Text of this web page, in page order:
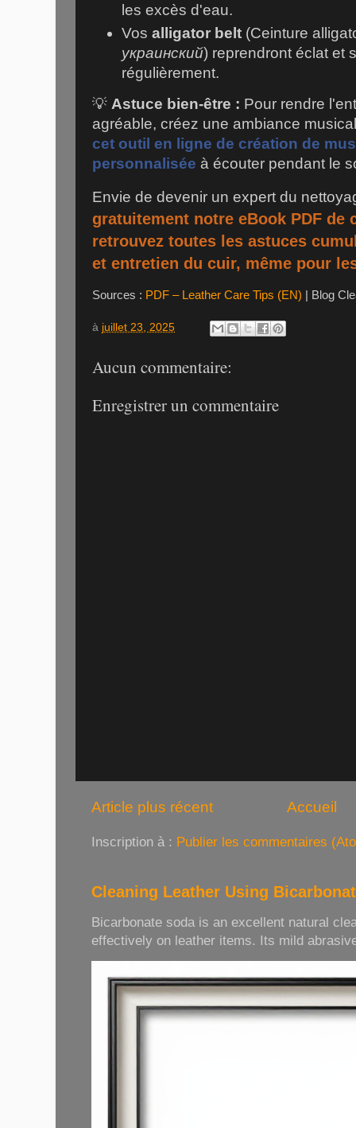
les excès d'eau.
Vosalligator belt (Ceinture
украинский) reprendront éclat et
régulièrement.
💡 Astuce bien-être : Pour rendre
agréable, créez une ambiance
cet outil en ligne de création de
personnalisée à écouter pendant le
Envie de devenir un expert du
gratuitement notre eBook PDF de
retrouvez toutes les astuces
et entretien du cuir, même pour
Sources : PDF – Leather Care Tips (EN) | Blog
à juillet 23, 2025
Aucun commentaire:
Enregistrer un commentaire
Article plus récent Accueil
Inscription à : Publier les commentaires
Cleaning Leather Using
Bicarbonate soda is an excellent natural
effectively on leather items. Its mild